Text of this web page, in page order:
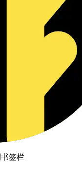
签栏